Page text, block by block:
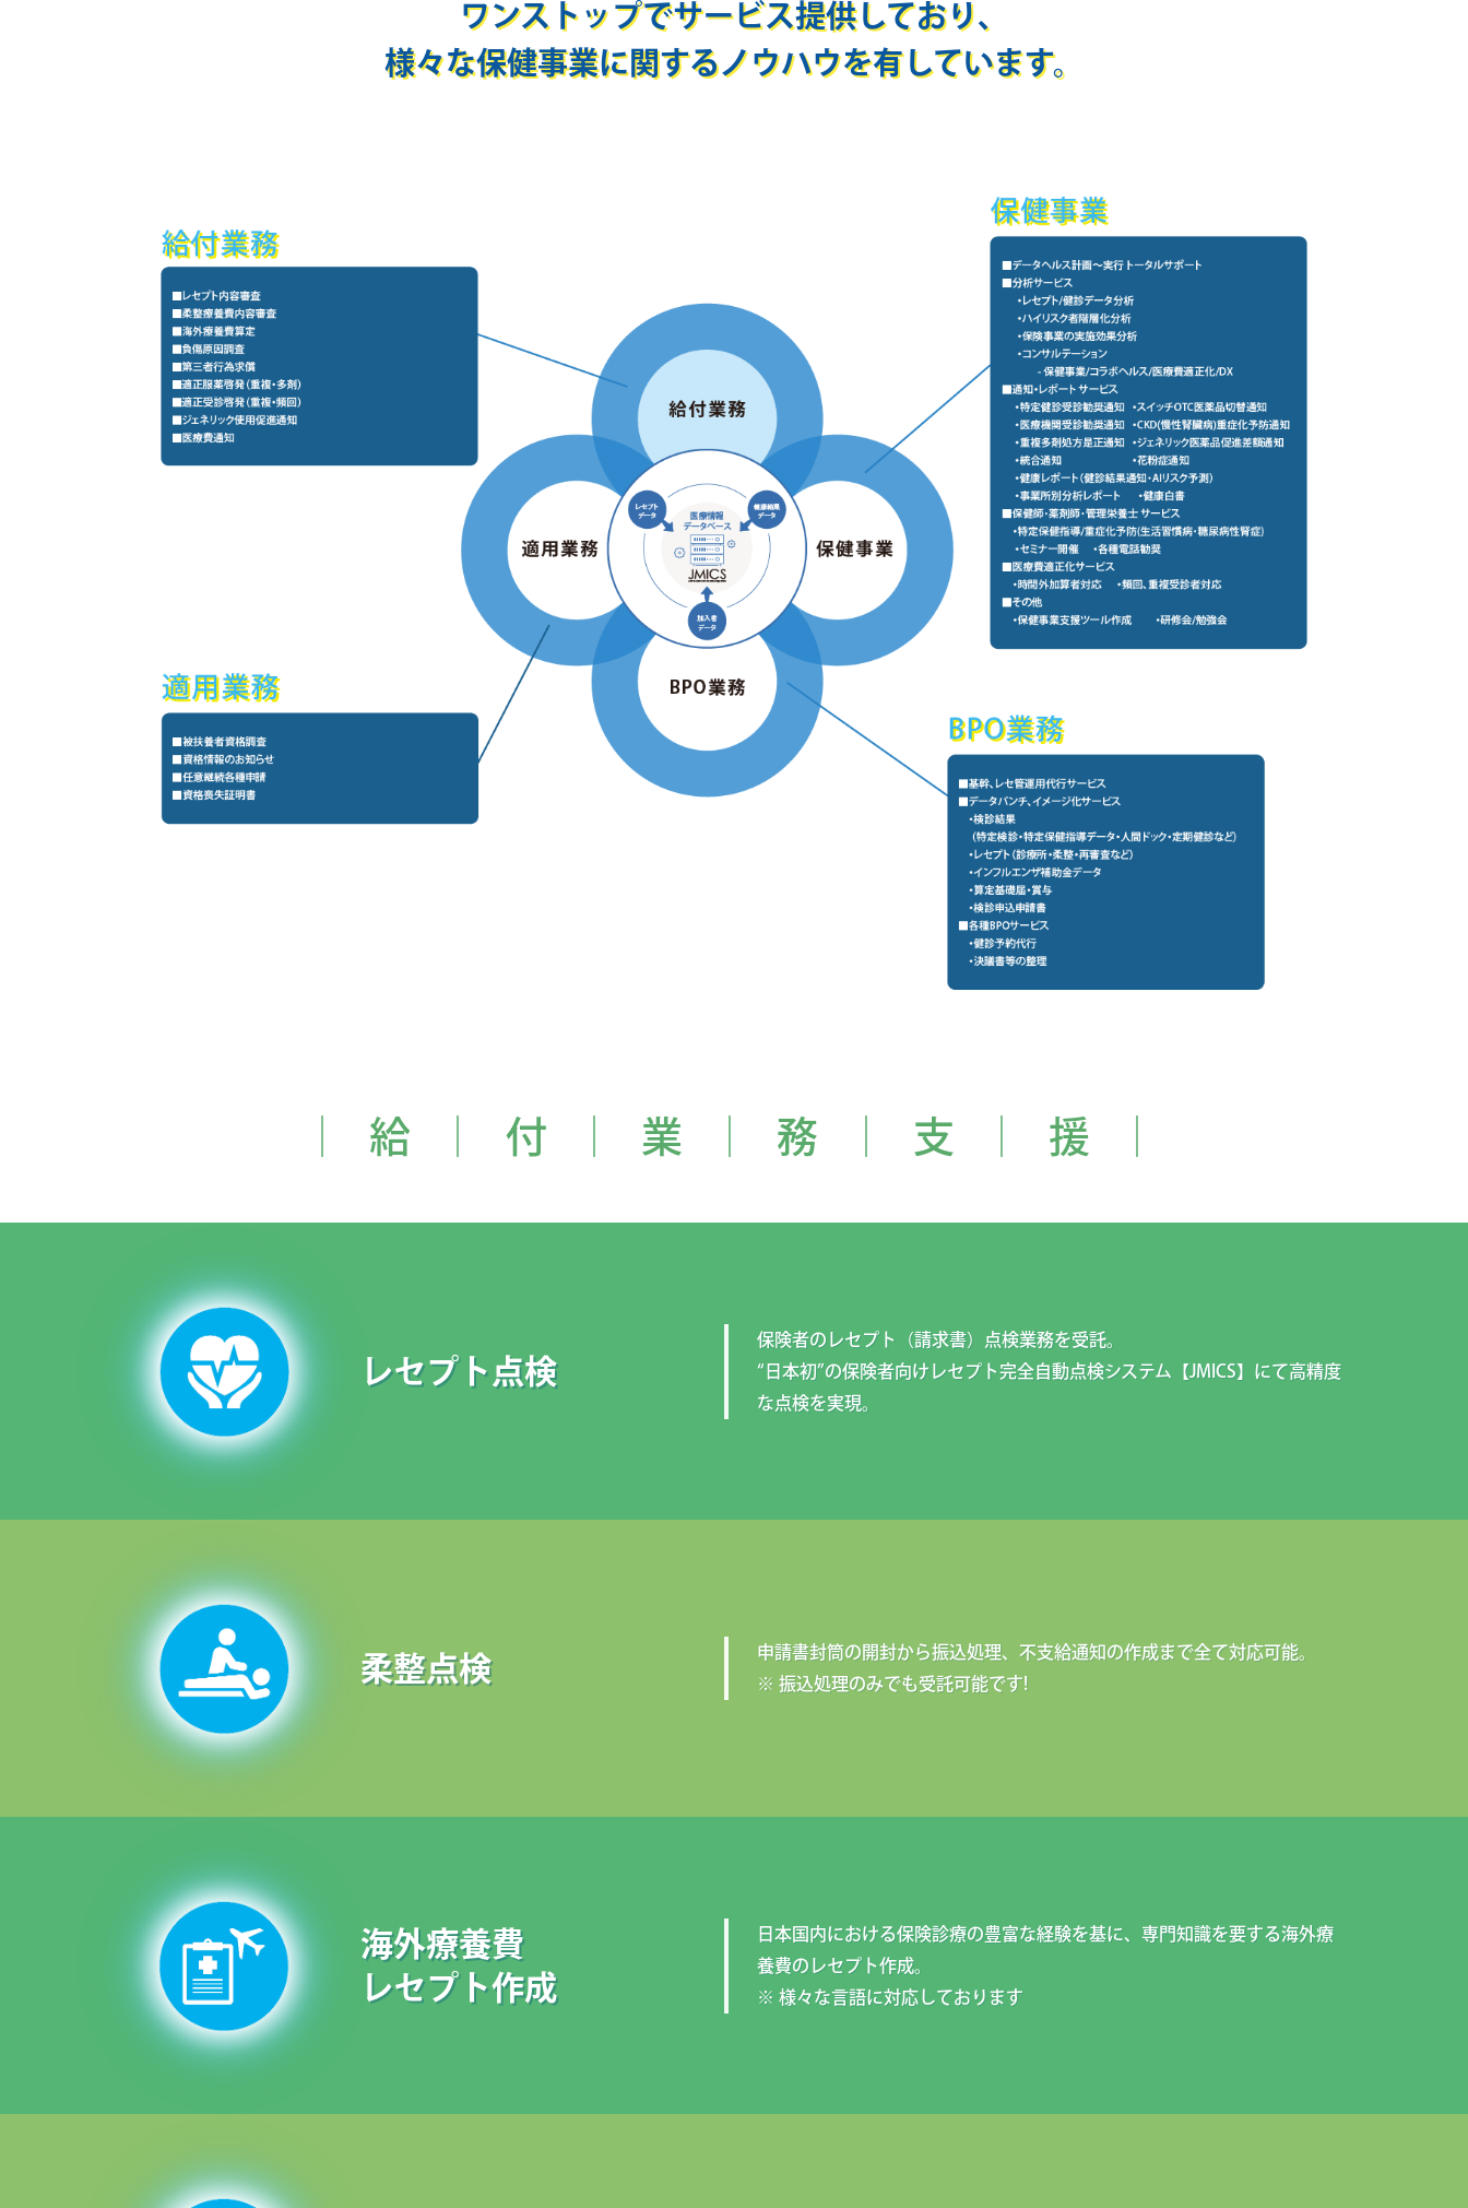
ワンストップでサービス提供しており、
様々な保健事業に関する ノウハウを有しています。
│ 給 │ 付 │ 業 │ 務 │ 支 │ 援 │
レセプト点検
保険者のレセプト（請求書）点検業務を受託。
“日本初”の保険者向けレセプト完全自動点検システム【JMICS】にて高精度
な点検を実現。
柔整点検
申請書封筒の開封から振込処理、不支給通知の作成まで全て対応可能。
※ 振込処理のみでも受託可能です!
海外療養費
レセプト作成
日本国内における保険診療の豊富な経験を基に、専門知識を要する海外療
養費のレセプト作成。
※ 様々な言語に対応しております